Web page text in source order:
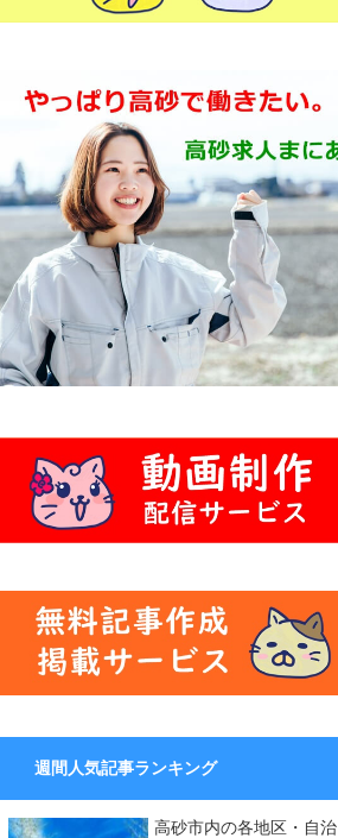
週間人気記事ランキング
高砂市内の各地区・自治